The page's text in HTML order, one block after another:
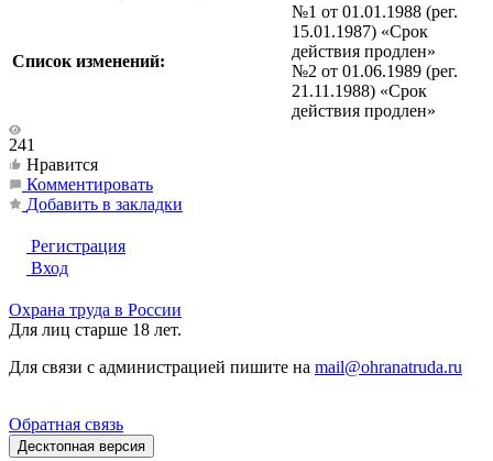
Список изменений:
№1 от 01.01.1988 (рег.
15.01.1987) «Срок
действия продлен»
№2 от 01.06.1989 (рег.
21.11.1988) «Срок
действия продлен»
241
Нравится
Комментировать
Добавить в закладки
Регистрация
Вход
Охрана труда в России
Для лиц старше 18 лет.
Для связи с администрацией пишите на mail@ohranatruda.ru
Обратная связь
Десктопная версия